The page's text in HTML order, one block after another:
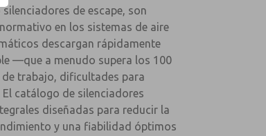
de escape, son
en los sistemas de aire
descargan rápidamente
—que a menudo supera los 100
trabajo, dificultades para
catálogo de silenciadores
diseñadas para reducir la
y una fiabilidad óptimos